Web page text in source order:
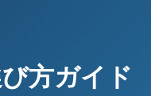
方ガイド